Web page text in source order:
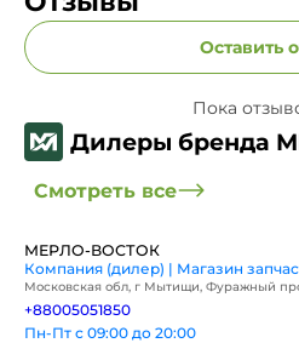
Оставить
Пока
Дилеры бренда
Смотреть все
МЕРЛО-ВОСТОК
Компания (дилер) | Магазин
Московская обл, г Мытищи, Фуражный
+88005051850
Пн-Пт с 09:00 до 20:00